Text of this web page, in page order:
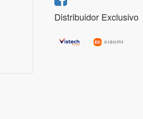
Distribuidor Exclusivo